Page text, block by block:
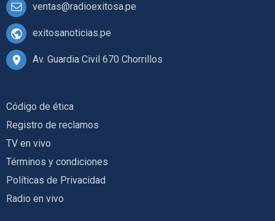
ventas@radioexitosa.pe
exitosanoticias.pe
Av. Guardia Civil 670 Chorrillos
Código de ética
Registro de reclamos
TV en vivo
Términos y condiciones
Políticas de Privacidad
Radio en vivo